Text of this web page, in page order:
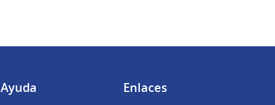
Ayuda Enlaces